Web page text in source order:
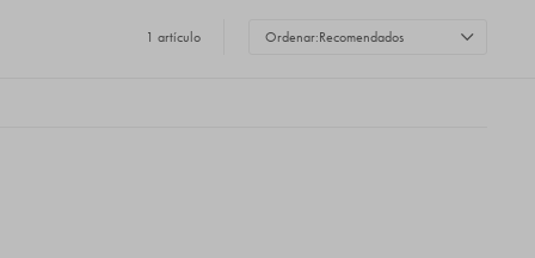
1 artículo Recomendados